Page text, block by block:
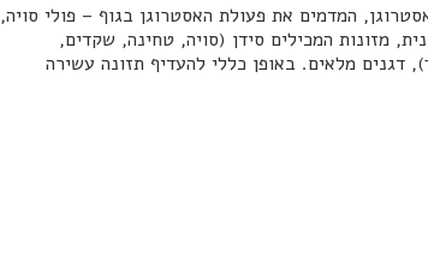
המדמים את פעולת האסטרוגן בגוף – פולי סויה,
מזונות המכילים סידן (סויה, טחינה, שקדים,
אומגה 3 (זרעי פשתן, צ'ייה, אגוזי מלך), דגנים מלאים. באופן כללי להעדיף תזונה עשירה